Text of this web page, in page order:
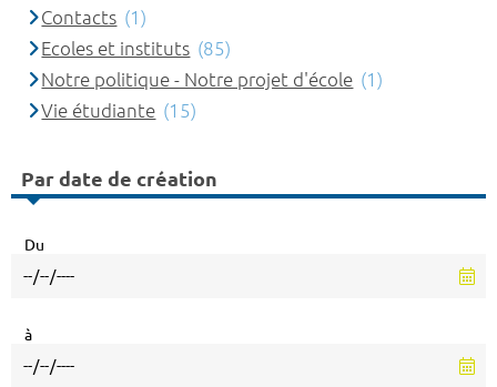
Contacts (1)
Ecoles et instituts (85)
Notre politique - Notre projet d'école (1)
Vie étudiante (15)
Par date de création
Du
à